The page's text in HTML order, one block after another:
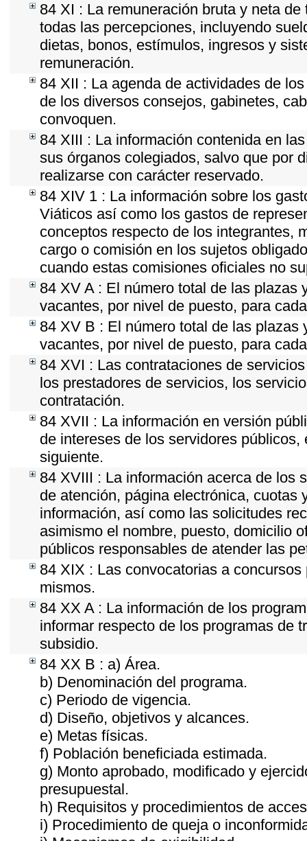
84 XI : La remuneración bruta y neta
todas las percepciones, incluyendo
dietas, bonos, estímulos, ingresos y
remuneración.
84 XII : La agenda de actividades de
de los diversos consejos, gabinetes,
convoquen.
84 XIII : La información contenida en
sus órganos colegiados, salvo que por
realizarse con carácter reservado.
84 XIV 1 : La información sobre los
Viáticos así como los gastos de
conceptos respecto de los integrantes,
cargo o comisión en los sujetos
cuando estas comisiones oficiales no
84 XV A : El número total de las
vacantes, por nivel de puesto, para
84 XV B : El número total de las
vacantes, por nivel de puesto, para
84 XVI : Las contrataciones de
los prestadores de servicios, los
contratación.
84 XVII : La información en versión
de intereses de los servidores
siguiente.
84 XVIII : La información acerca de los
de atención, página electrónica,
información, así como las solicitudes
asimismo el nombre, puesto, domicilio
públicos responsables de atender las
84 XIX : Las convocatorias a
mismos.
84 XX A : La información de los
informar respecto de los programas de
subsidio.
84 XX B : a) Área.
b) Denominación del programa.
c) Periodo de vigencia.
d) Diseño, objetivos y alcances.
e) Metas físicas.
f) Población beneficiada estimada.
g) Monto aprobado, modificado y
presupuestal.
h) Requisitos y procedimientos de
i) Procedimiento de queja o